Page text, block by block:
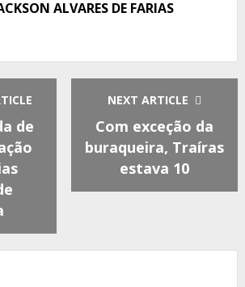
ALVARES DE FARIAS
de
NEXT ARTICLE
Com exceção da
buraqueira, Traíras
estava 10